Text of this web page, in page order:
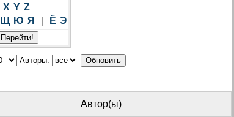
X Y Z
Щ Ю Я Ё Э
Авторы:
Автор(ы)